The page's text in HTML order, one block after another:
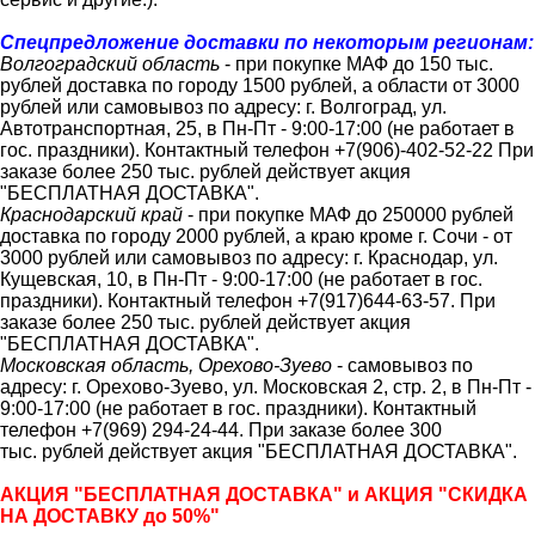
Спецпредложение доставки по некоторым регионам:
Волгоградский область - при покупке МАФ до 150 тыс.
рублей доставка по городу 1500 рублей, а области от 3000
рублей или самовывоз по адресу: г. Волгоград, ул.
Автотранспортная, 25, в Пн-Пт - 9:00-17:00 (не работает в
гос. праздники). Контактный телефон +7(906)-402-52-22 При
заказе более 250 тыс. рублей действует акция
"БЕСПЛАТНАЯ ДОСТАВКА".
Краснодарский край - при покупке МАФ до 250000 рублей
доставка по городу 2000 рублей, а краю кроме г. Сочи - от
3000 рублей или самовывоз по адресу: г. Краснодар, ул.
Кущевская, 10, в Пн-Пт - 9:00-17:00 (не работает в гос.
праздники). Контактный телефон +7(917)644-63-57. При
заказе более 250 тыс. рублей действует акция
"БЕСПЛАТНАЯ ДОСТАВКА".
Московская область, Орехово-Зуево - самовывоз по
адресу: г. Орехово-Зуево, ул. Московская 2, стр. 2, в Пн-Пт -
9:00-17:00 (не работает в гос. праздники). Контактный
телефон +7(969) 294-24-44. При заказе более 300
тыс. рублей действует акция "БЕСПЛАТНАЯ ДОСТАВКА".
АКЦИЯ "БЕСПЛАТНАЯ ДОСТАВКА" и АКЦИЯ "СКИДКА
НА ДОСТАВКУ до 50%"